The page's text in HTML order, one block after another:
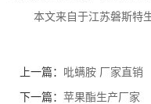
本文来自于江苏磐斯特
上一篇： 吡螨胺 厂家直销
下一篇： 苹果酯生产厂家